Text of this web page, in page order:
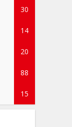
30
14
20
88
15